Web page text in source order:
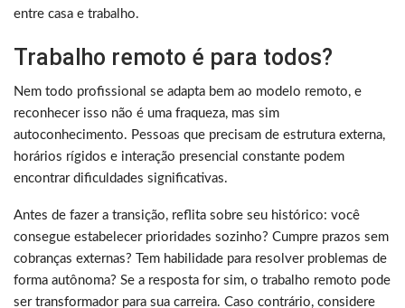
entre casa e trabalho.
Trabalho remoto é para todos?
Nem todo profissional se adapta bem ao modelo remoto, e
reconhecer isso não é uma fraqueza, mas sim
autoconhecimento. Pessoas que precisam de estrutura externa,
horários rígidos e interação presencial constante podem
encontrar dificuldades significativas.
Antes de fazer a transição, reflita sobre seu histórico: você
consegue estabelecer prioridades sozinho? Cumpre prazos sem
cobranças externas? Tem habilidade para resolver problemas de
forma autônoma? Se a resposta for sim, o trabalho remoto pode
ser transformador para sua carreira. Caso contrário, considere